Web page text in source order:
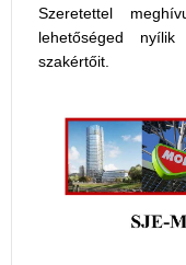
Szeretettel
lehetőséged
szakértőit.